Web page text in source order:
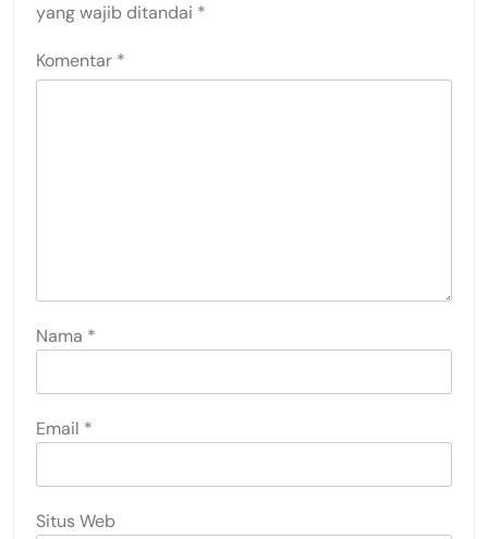
yang wajib ditandai *
Komentar *
Nama *
Email *
Situs Web